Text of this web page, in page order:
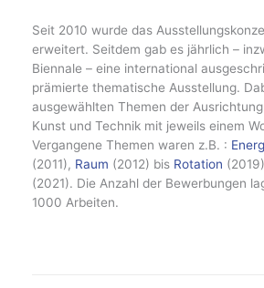
Seit 2010 wurde das
erweitert. Seitdem gab es jährlich –
Biennale – eine international
prämierte thematische Ausstellung.
ausgewählten Themen der
Kunst und Technik mit jeweils einem
Vergangene Themen waren z.B. :
(2011), Raum (2012) bis Rotation
(2021). Die Anzahl der Bewerbungen
1000 Arbeiten.